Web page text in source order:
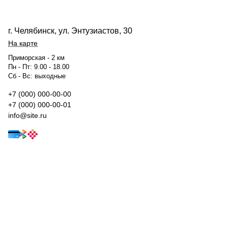
г. Челябинск, ул. Энтузиастов, 30
На карте
Приморская - 2 км
Пн - Пт: 9.00 - 18.00
Сб - Вс: выходные
+7 (000) 000-00-00
+7 (000) 000-00-01
info@site.ru